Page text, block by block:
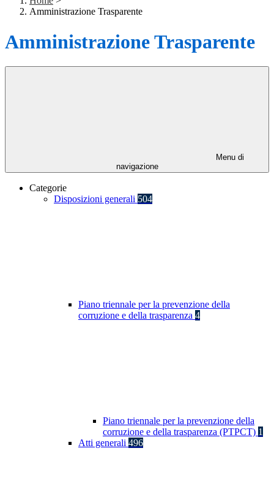
Amministrazione Trasparente
Amministrazione Trasparente
Menu di
navigazione
Categorie
Disposizioni generali 504
Piano triennale per la prevenzione della
corruzione e della trasparenza 4
Piano triennale per la prevenzione della
corruzione e della trasparenza (PTPCT) 1
Atti generali 496